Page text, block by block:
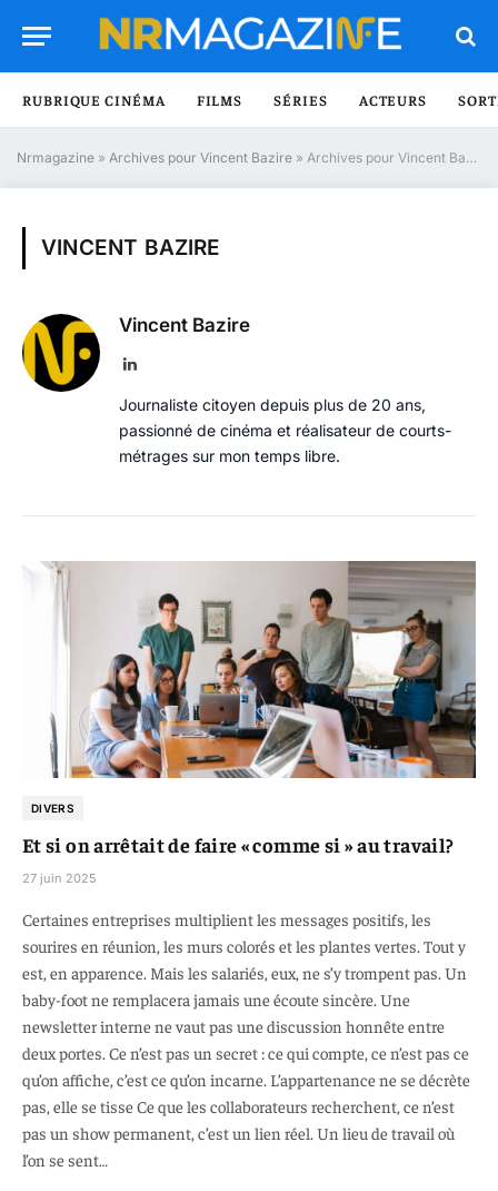
RUBRIQUE CINÉMA FILMS SÉRIES ACTEURS
Nrmagazine » Archives pour Vincent Bazire » Archives pour Vincent Bazire
VINCENT BAZIRE
Vincent Bazire
LinkedIn
Journaliste citoyen depuis plus de 20 ans,
passionné de cinéma et réalisateur de courts-
métrages sur mon temps libre.
DIVERS
Et si on arrêtait de faire « comme si » au travail?
27 juin 2025
Certaines entreprises multiplient les messages positifs, les
sourires en réunion, les murs colorés et les plantes vertes. Tout y
est, en apparence. Mais les salariés, eux, ne s’y trompent pas. Un
baby-foot ne remplacera jamais une écoute sincère. Une
newsletter interne ne vaut pas une discussion honnête entre
deux portes. Ce n’est pas un secret : ce qui compte, ce n’est pas ce
qu’on affiche, c’est ce qu’on incarne. L’appartenance ne se décrète
pas, elle se tisse Ce que les collaborateurs recherchent, ce n’est
pas un show permanent, c’est un lien réel. Un lieu de travail où
l’on se sent…